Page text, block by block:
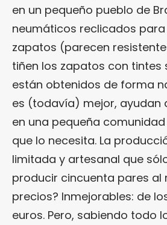
en un pequeño pueblo de
neumáticos reclicados
zapatos (parecen
tiñen los zapatos con tintes
están obtenidos de forma
es (todavía) mejor, ayudan
en una pequeña
que lo necesita. La
limitada y artesanal que
producir cincuenta pares al
precios? Inmejorables: de
euros. Pero, sabiendo todo